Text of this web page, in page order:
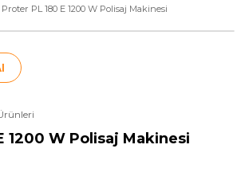
Proter PL 180 E 1200 W Polisaj Makinesi
1200 W Polisaj Makinesi